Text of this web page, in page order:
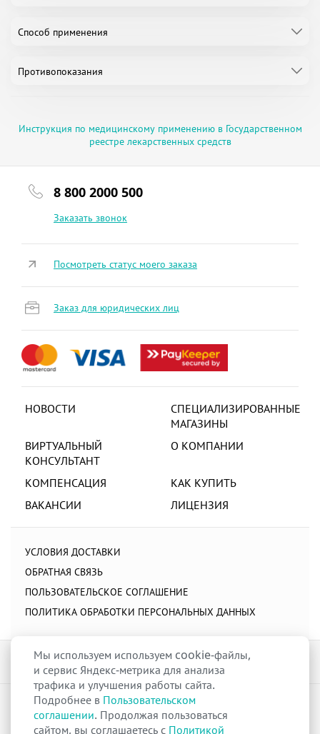
Способ применения
Противопоказания
Инструкция по медицинскому применению в Государственном
реестре лекарственных средств
8 800 2000 500
Заказать звонок
НОВОСТИ
СПЕЦИАЛИЗИРОВАННЫЕ
МАГАЗИНЫ
ВИРТУАЛЬНЫЙ
КОНСУЛЬТАНТ
О КОМПАНИИ
КОМПЕНСАЦИЯ
КАК КУПИТЬ
ВАКАНСИИ
ЛИЦЕНЗИЯ
УСЛОВИЯ ДОСТАВКИ
ОБРАТНАЯ СВЯЗЬ
ПОЛЬЗОВАТЕЛЬСКОЕ СОГЛАШЕНИЕ
ПОЛИТИКА ОБРАБОТКИ ПЕРСОНАЛЬНЫХ ДАННЫХ
Посмотреть статус моего заказа
Заказ для юридических лиц
raduga-ural.ru ©
Группа компаний Радуга
Лицензия
Л042-00110-77/00263680
от 07 декабря 2017 г.
Мы используем используем cookie-файлы,
и сервис Яндекс-метрика для анализа
трафика и улучшения работы сайта.
Подробнее в Пользовательском
соглашении. Продолжая пользоваться
сайтом, вы соглашаетесь с Политикой